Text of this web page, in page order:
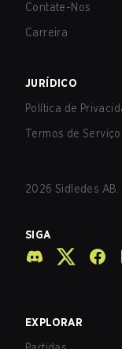
Contate-Nos
Carreira
JURÍDICO
Política de
Termos de Serviço
2026 Sidledes
SIGA
EXPLORAR